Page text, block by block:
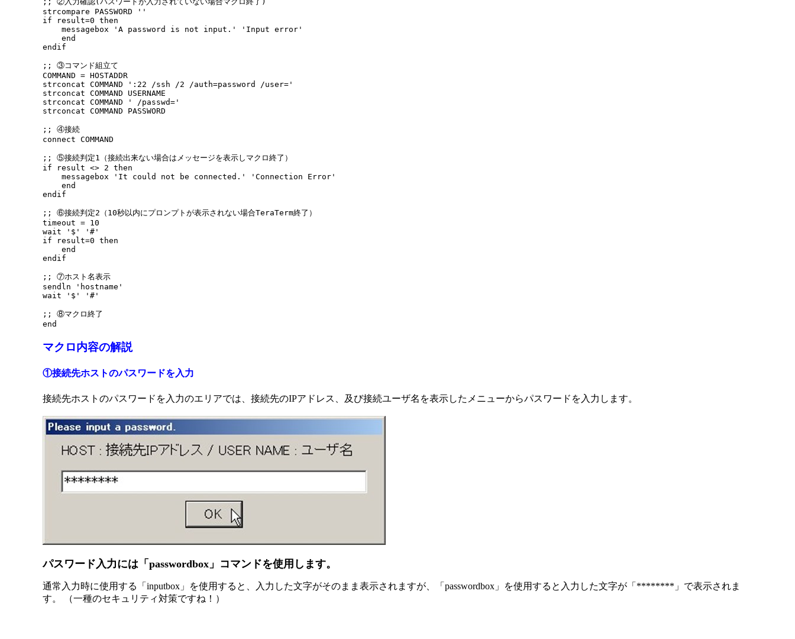
strcompare PASSWORD ''
if result=0 then
    messagebox 'A password is not input.' 'Input error'
    end
endif
;; ③コマンド組立て
COMMAND = HOSTADDR
strconcat COMMAND ':22 /ssh /2 /auth=password /user='
strconcat COMMAND USERNAME
strconcat COMMAND ' /passwd='
strconcat COMMAND PASSWORD
;; ④接続
connect COMMAND
;; ⑤接続判定1（接続出来ない場合はメッセージを表示しマクロ終了）
if result <> 2 then
    messagebox 'It could not be connected.' 'Connection Error'
    end
endif
;; ⑥接続判定2（10秒以内にプロンプトが表示されない場合TeraTerm終了）
timeout = 10
wait '$' '#'
if result=0 then
    end
endif
;; ⑦ホスト名表示
sendln 'hostname'
wait '$' '#'
;; ⑧マクロ終了
マクロ内容の解説
①接続先ホストのパスワードを入力
接続先ホストのパスワードを入力のエリアでは、接続先のIPアドレス、及び接続ユーザ名を表示したメニューからパスワードを入力します。
パスワード入力には「passwordbox」コマンドを使用します。
通常入力時に使用する「inputbox」を使用すると、入力した文字がそのまま表示されますが、「passwordbox」を使用すると入力した文字が「********」で表示されま
す。 （一種のセキュリティ対策ですね！）